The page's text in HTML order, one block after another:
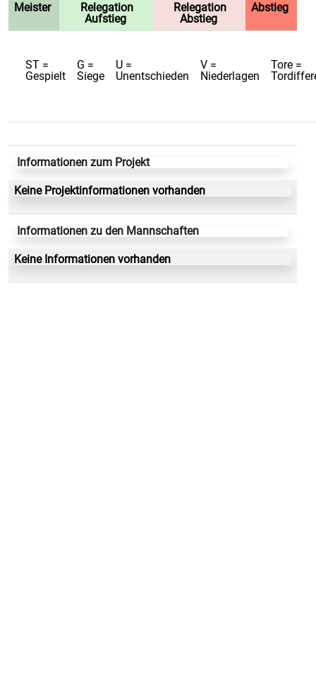
Meister
Relegation
Aufstieg
Relegation
Abstieg
Abstieg
ST =
Gespielt
G =
Siege
U =
Unentschieden
V =
Niederlagen
Tore =
Informationen zum Projekt
Keine Projektinformationen vorhanden
Informationen zu den Mannschaften
Keine Informationen vorhanden